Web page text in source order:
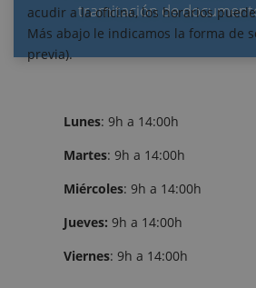
tramitación de
acudir a la oficina, los horarios
Más abajo le indicamos la forma de
previa).
Lunes: 9h a 14:00h
Martes: 9h a 14:00h
Miércoles: 9h a 14:00h
Jueves: 9h a 14:00h
Viernes: 9h a 14:00h